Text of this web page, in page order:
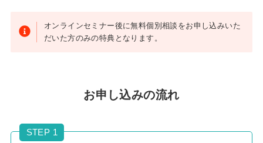
オンラインセミナー後に無料個別相談をお申し込みいた
だいた方のみの特典となります。
お申し込みの流れ
STEP 1